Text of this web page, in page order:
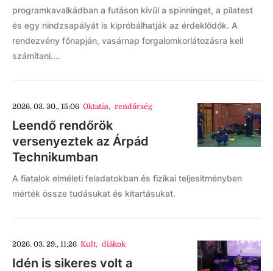
programkavalkádban a futáson kívül a spinninget, a pilatest
és egy nindzsapályát is kipróbálhatják az érdeklődők. A
rendezvény főnapján, vasárnap forgalomkorlátozásra kell
számítani....
2026. 03. 30., 15:06 Oktatás, rendőrség
Leendő rendőrök
versenyeztek az Árpád
Technikumban
A fiatalok elméleti feladatokban és fizikai teljesítményben
mérték össze tudásukat és kitartásukat.
2026. 03. 29., 11:26 Kult, diákok
Idén is sikeres volt a